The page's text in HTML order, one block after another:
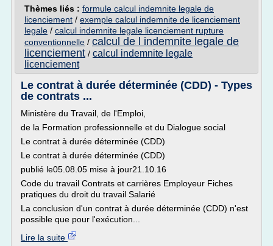
Thèmes liés : formule calcul indemnite legale de
licenciement / exemple calcul indemnite de licenciement
legale / calcul indemnite legale licenciement rupture
conventionnelle / calcul de l indemnite legale de
licenciement / calcul indemnite legale
licenciement
Le contrat à durée déterminée (CDD) - Types
de contrats ...
Ministère du Travail, de l'Emploi,
de la Formation professionnelle et du Dialogue social
Le contrat à durée déterminée (CDD)
Le contrat à durée déterminée (CDD)
publié le05.08.05 mise à jour21.10.16
Code du travail Contrats et carrières Employeur Fiches
pratiques du droit du travail Salarié
La conclusion d'un contrat à durée déterminée (CDD) n'est
possible que pour l'exécution...
Lire la suite